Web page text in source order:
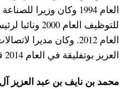
للتوظيف العام
العام 2012. وكان مديرا
العزيز بوتفليقة في العام 2014 قبل توليه منصبه الحالي.
محمد بن نايف بن عبد العزيز